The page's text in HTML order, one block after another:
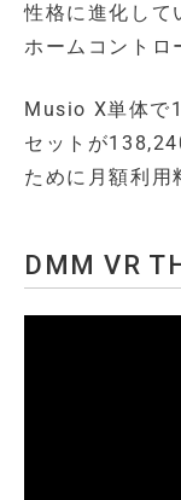
性格に進化して
ホームコントロ
Musio X単体で
セットが
ために月額利用
DMM VR